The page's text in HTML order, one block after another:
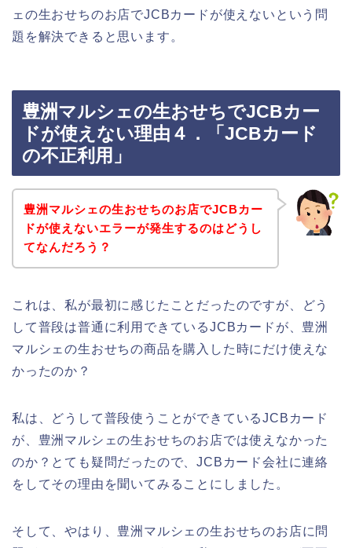
ェの生おせちのお店でJCBカードが使えないという問
題を解決できると思います。
豊洲マルシェの生おせちでJCBカー
ドが使えない理由４．「JCBカード
の不正利用」
豊洲マルシェの生おせちのお店でJCBカー
ドが使えないエラーが発生するのはどうし
てなんだろう？
これは、私が最初に感じたことだったのですが、どう
して普段は普通に利用できているJCBカードが、豊洲
マルシェの生おせちの商品を購入した時にだけ使えな
かったのか？
私は、どうして普段使うことができているJCBカード
が、豊洲マルシェの生おせちのお店では使えなかった
のか？とても疑問だったので、JCBカード会社に連絡
をしてその理由を聞いてみることにしました。
そして、やはり、豊洲マルシェの生おせちのお店に問